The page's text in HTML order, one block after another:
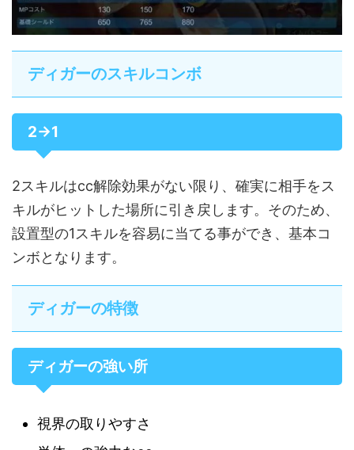
ディガーのスキルコンボ
2→1
2スキルはcc解除効果がない限り、確実に相手をス
キルがヒットした場所に引き戻します。そのため、
設置型の1スキルを容易に当てる事ができ、基本コ
ンボとなります。
ディガーの特徴
ディガーの強い所
視界の取りやすさ